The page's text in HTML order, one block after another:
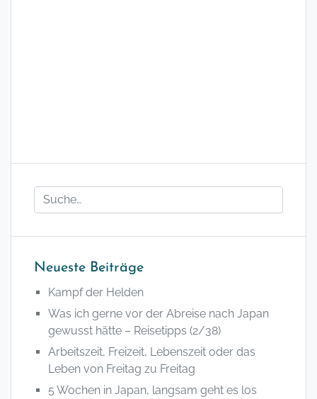
Neueste Beiträge
Kampf der Helden
Was ich gerne vor der Abreise nach Japan
gewusst hätte – Reisetipps (2/38)
Arbeitszeit, Freizeit, Lebenszeit oder das
Leben von Freitag zu Freitag
5 Wochen in Japan, langsam geht es los